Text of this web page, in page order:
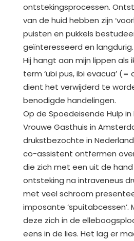
ontstekingsprocessen.
van de huid hebben zijn
puisten en pukkels
geïnteresseerd en langdurig.
Hij hangt aan mijn lippen als
term ‘ubi pus, ibi evacua’ (=
dient het verwijderd te
benodigde handelingen.
Op de Spoedeisende Hulp in
Vrouwe Gasthuis in
drukstbezochte in
co-assistent ontfermen
die zich met een uit de
ontsteking na intraveneus
met veel schroom
imposante
deze zich in de
eens in de lies. Het lag er